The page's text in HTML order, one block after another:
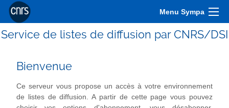
Menu Sympa
Service de listes de diffusion par CNRS/DSI
Bienvenue
Ce serveur vous propose un accès à votre environnement
de listes de diffusion. A partir de cette page vous pouvez